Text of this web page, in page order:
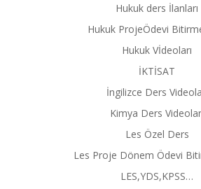
Hukuk ders İlanları
Hukuk ProjeÖdevi
Hukuk Vİdeoları
İKTİSAT
İngilizce Ders
Kimya Ders
Les Özel Ders
Les Proje Dönem Ödevi
LES,YDS,KPSS…